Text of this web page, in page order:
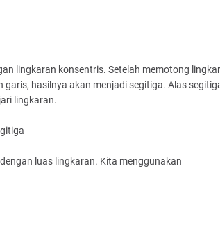
lingkaran konsentris. Setelah memotong
garis, hasilnya akan menjadi segitiga. Alas
lingkaran.
luas lingkaran. Kita menggunakan